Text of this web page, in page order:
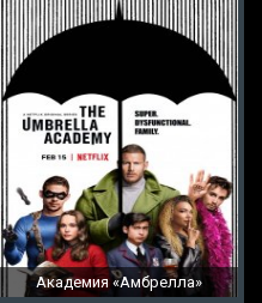
Академия «Амбрелла»